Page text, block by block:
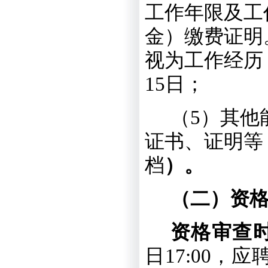
工作年限及
金）缴费证
视为工作经
15 日；
（5） 其他
证书、证明
档）。
（二）资
资格审查
日 17:00 ，应